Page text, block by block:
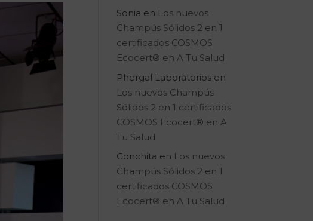
Sonia en Los nuevos
Champús Sólidos 2 en 1
certificados COSMOS
Ecocert® en A Tu Salud
Phergal Laboratorios en
Los nuevos Champús
Sólidos 2 en 1 certificados
COSMOS Ecocert® en A
Tu Salud
Conchita en Los nuevos
Champús Sólidos 2 en 1
certificados COSMOS
Ecocert® en A Tu Salud